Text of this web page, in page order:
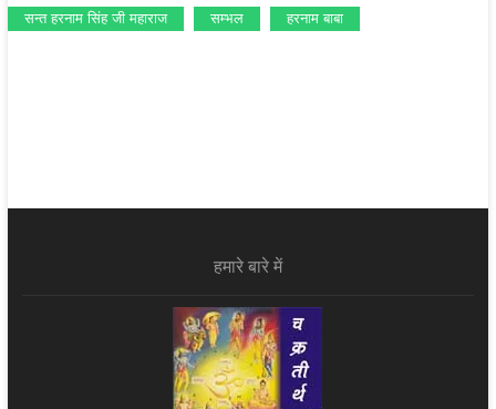
सन्‍त हरनाम सिंह जी महाराज सम्‍भल हरनाम बाबा
हमारे बारे में